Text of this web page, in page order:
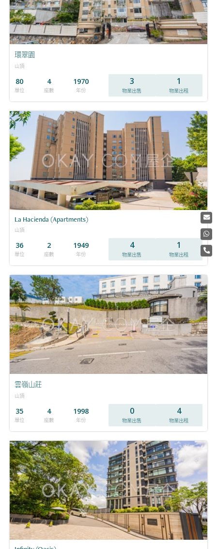
環翠園
山頂
80
單位
4
座數
1970
年份
3
物業出售
1
物業出租
La Hacienda (Apartments)
山頂
36
單位
2
座數
1949
年份
4
物業出售
1
物業出租
雲嶺山莊
山頂
35
單位
4
座數
1998
年份
0
物業出售
4
物業出租